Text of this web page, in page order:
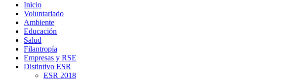
Inicio
Voluntariado
Ambiente
Educación
Salud
Filantropía
Empresas y RSE
Distintivo ESR
ESR 2018